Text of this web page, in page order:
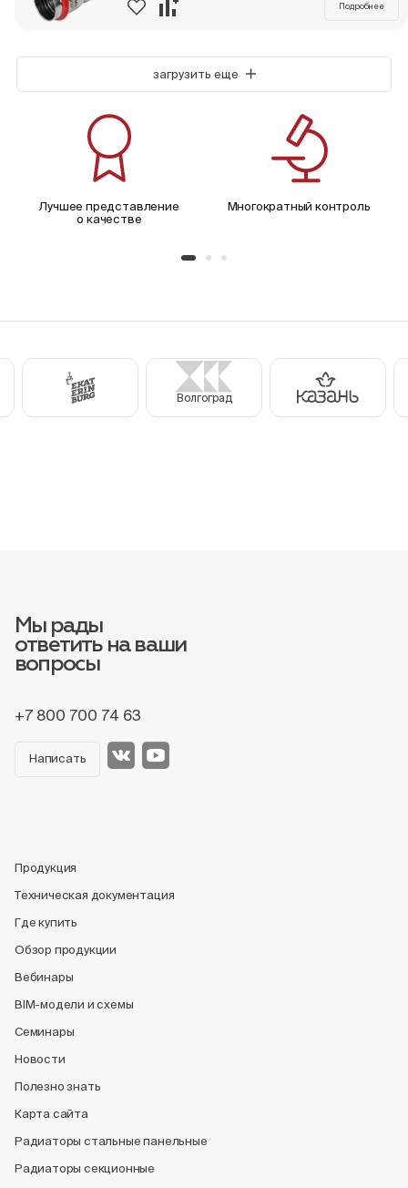
Подробнее
загрузить еще
Лучшее представление
о качестве
Многократный контроль
Волгоград
Мы рады
ответить на ваши
вопросы
+7 800 700 74 63
Написать
Продукция
Техническая документация
Где купить
Обзор продукции
Вебинары
BIM-модели и схемы
Семинары
Новости
Полезно знать
Карта сайта
Радиаторы стальные панельные
Радиаторы секционные